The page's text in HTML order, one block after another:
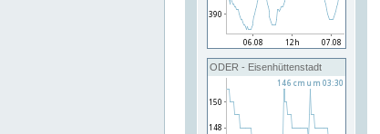
ODER - Eisenhüttenstadt